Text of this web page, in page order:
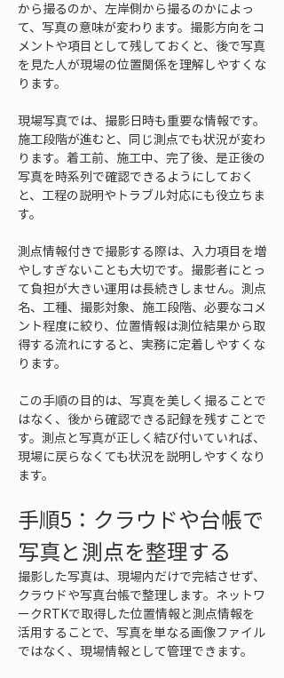
から撮るのか、左岸側から撮るのかによっ
て、写真の意味が変わります。撮影方向をコ
メントや項目として残しておくと、後で写真
を見た人が現場の位置関係を理解しやすくな
ります。
現場写真では、撮影日時も重要な情報です。
施工段階が進むと、同じ測点でも状況が変わ
ります。着工前、施工中、完了後、是正後の
写真を時系列で確認できるようにしておく
と、工程の説明やトラブル対応にも役立ちま
す。
測点情報付きで撮影する際は、入力項目を増
やしすぎないことも大切です。撮影者にとっ
て負担が大きい運用は長続きしません。測点
名、工種、撮影対象、施工段階、必要なコメ
ント程度に絞り、位置情報は測位結果から取
得する流れにすると、実務に定着しやすくな
ります。
この手順の目的は、写真を美しく撮ることで
はなく、後から確認できる記録を残すことで
す。測点と写真が正しく結び付いていれば、
現場に戻らなくても状況を説明しやすくなり
ます。
手順5：クラウドや台帳で
写真と測点を整理する
撮影した写真は、現場内だけで完結させず、
クラウドや写真台帳で整理します。ネットワ
ークRTKで取得した位置情報と測点情報を
活用することで、写真を単なる画像ファイル
ではなく、現場情報として管理できます。